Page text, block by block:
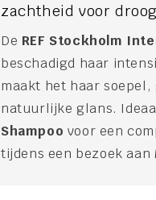
zachtheid voor
De REF Stockholm
beschadigd haar
maakt het haar
natuurlijke glans.
Shampoo voor een
tijdens een bezoek aan